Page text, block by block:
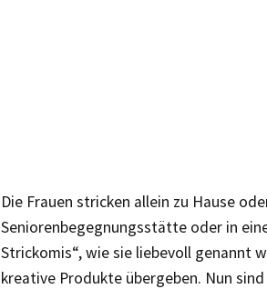
Die Frauen stricken allein zu Hause
Seniorenbegegnungsstätte oder in
Strickomis“, wie sie liebevoll genannt
kreative Produkte übergeben. Nun